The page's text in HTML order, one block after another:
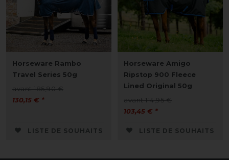
Horseware Rambo
Travel Series 50g
avant 185,90 €
130,15 € *
LISTE DE SOUHAITS
Horseware Amigo
Ripstop 900 Fleece
Lined Original 50g
avant 114,95 €
103,45 € *
LISTE DE SOUHAITS